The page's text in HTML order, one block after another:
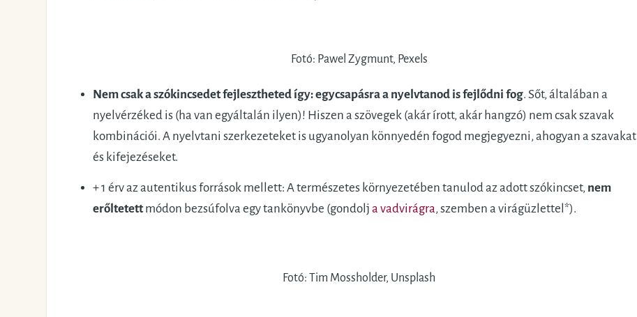
Fotó: Pawel Zygmunt, Pexels
Nem csak a szókincsedet fejlesztheted így: egycsapásra a nyelvtanod is fejlődni fog. Sőt, általában a
nyelvérzéked is (ha van egyáltalán ilyen)! Hiszen a szövegek (akár írott, akár hangzó) nem csak szavak
kombinációi. A nyelvtani szerkezeteket is ugyanolyan könnyedén fogod megjegyezni, ahogyan a szavakat
és kifejezéseket.
+ 1 érv az autentikus források mellett: A természetes környezetében tanulod az adott szókincset, nem
erőltetettmódon bezsúfolva egy tankönyvbe (gondolj a vadvirágra, szemben a virágüzlettel*).
Fotó: Tim Mossholder, Unsplash